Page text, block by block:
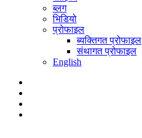
ब्लग
भिडियो
प्रोफाइल
ब्यक्तिगत प्रोफाइल
संथागत प्रोफाइल
English